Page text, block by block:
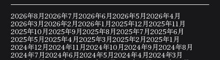
2026年8月2026年7月2026年6月2026年5月2026年4月
2026年3月2026年2月2026年1月2025年12月2025年11月
2025年10月2025年9月2025年8月2025年7月2025年6月
2025年5月2025年4月2025年3月2025年2月2025年1月
2024年12月2024年11月2024年10月2024年9月2024年8月
2024年7月2024年6月2024年5月2024年4月2024年3月